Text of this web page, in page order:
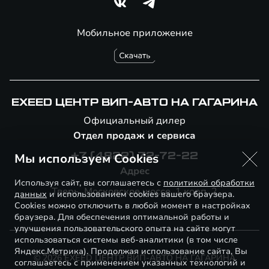
Мобильное приложение
EXEED ЦЕНТР ВИП-АВТО НА ГАГАРИНА
Официальный дилер
Отдел продаж и сервиса
+7 (4822) 72-72-22
Адрес
Тверь, Московское шоссе, 1 корп. 2
© 2026 EXEED ЦЕНТР ВИП-АВТО НА ГАГАРИНА
Мы используем Cookies
Используя сайт, вы соглашаетесь с политикой обработки
данных и использованием cookies вашего браузера.
Cookies можно отключить в любой момент в настройках
браузера. Для обеспечения оптимальной работы и
улучшения пользовательского опыта на сайте могут
использоваться системы веб-аналитики (в том числе
Яндекс.Метрика). Продолжая использование сайта, Вы
соглашаетесь с применением указанных технологий и